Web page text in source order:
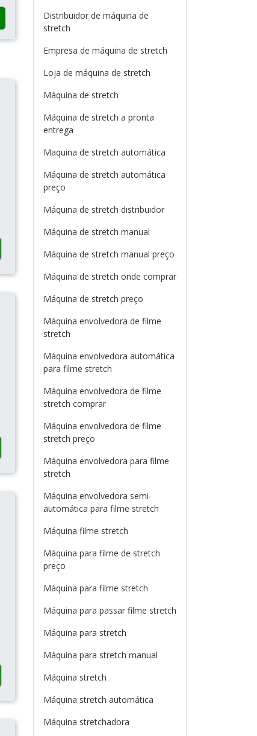
Distribuidor de máquina de
stretch
Empresa de máquina de stretch
Loja de máquina de stretch
Máquina de stretch
Máquina de stretch a pronta
entrega
Maquina de stretch automática
Máquina de stretch automática
preço
Máquina de stretch distribuidor
Máquina de stretch manual
Máquina de stretch manual preço
Máquina de stretch onde comprar
Máquina de stretch preço
Máquina envolvedora de filme
stretch
Máquina envolvedora automática
para filme stretch
Máquina envolvedora de filme
stretch comprar
Máquina envolvedora de filme
stretch preço
Máquina envolvedora para filme
stretch
Máquina envolvedora semi-
automática para filme stretch
Máquina filme stretch
Máquina para filme de stretch
preço
Máquina para filme stretch
Máquina para passar filme stretch
Máquina para stretch
Máquina para stretch manual
Máquina stretch
Máquina stretch automática
Máquina stretchadora